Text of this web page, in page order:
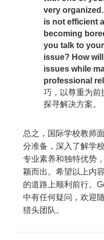
very
is not efficient
becoming
you talk to
issue? How
issues while
professional
巧，以尊重为前
探寻解决方案。
总之，国际学校教师
分准备，深入了解学
专业素养和独特优势
颖而出。希望以上内
的道路上顺利前行。
中有任何疑问，欢迎
猎头团队。